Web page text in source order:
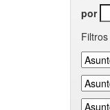
por